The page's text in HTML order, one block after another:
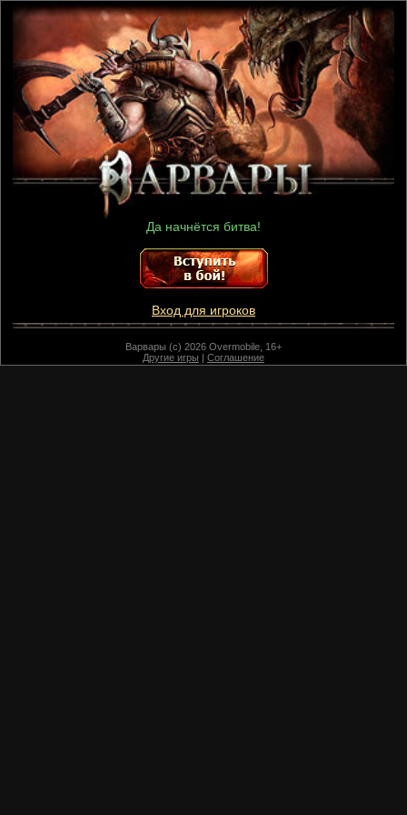
Да начнётся битва!
Вход для игроков
Варвары (c) 2026 Overmobile, 16+
Другие игры | Соглашение